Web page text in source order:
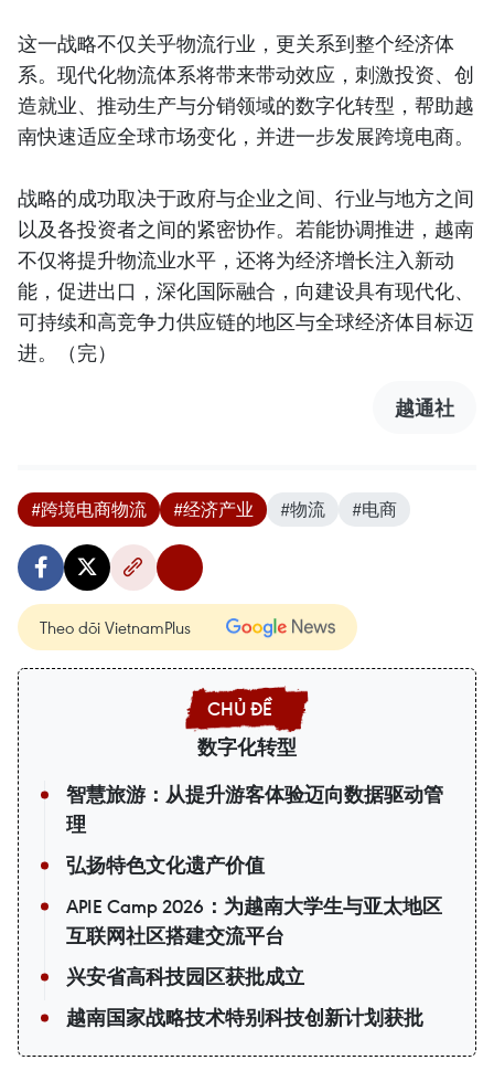
这一战略不仅关乎物流行业，更关系到整个经济体
系。现代化物流体系将带来带动效应，刺激投资、创
造就业、推动生产与分销领域的数字化转型，帮助越
南快速适应全球市场变化，并进一步发展跨境电商。
战略的成功取决于政府与企业之间、行业与地方之间
以及各投资者之间的紧密协作。若能协调推进，越南
不仅将提升物流业水平，还将为经济增长注入新动
能，促进出口，深化国际融合，向建设具有现代化、
可持续和高竞争力供应链的地区与全球经济体目标迈
进。（完）
越通社
#跨境电商物流 #经济产业 #物流 #电商
Theo dõi VietnamPlus
数字化转型
智慧旅游：从提升游客体验迈向数据驱动管
理
弘扬特色文化遗产价值
APIE Camp 2026：为越南大学生与亚太地区
互联网社区搭建交流平台
兴安省高科技园区获批成立
越南国家战略技术特别科技创新计划获批